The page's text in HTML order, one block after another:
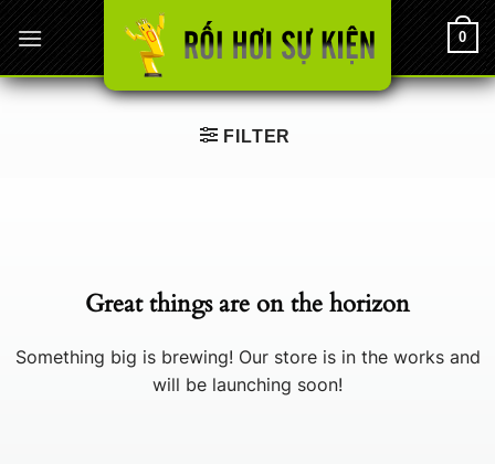
Chuyển
đến
nội
dung
0
FILTER
Great things are on the horizon
Something big is brewing! Our store is in the works and
will be launching soon!